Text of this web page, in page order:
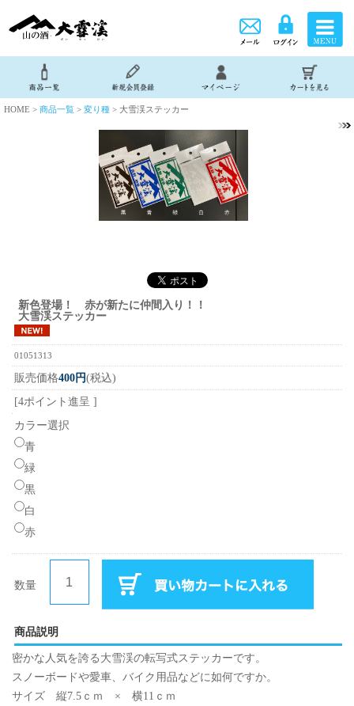
HOME > 商品一覧 > 変り種 > 大雪渓ステッカー
新色登場！ 赤が新たに仲間入り！！
大雪渓ステッカー
01051313
販売価格400円(税込)
[4ポイント進呈 ]
カラー選択
青
緑
黒
白
赤
数量
商品説明
密かな人気を誇る大雪渓の転写式ステッカーです。
スノーボードや愛車、バイク用品などに如何ですか。
サイズ 縦7.5ｃｍ × 横11ｃｍ